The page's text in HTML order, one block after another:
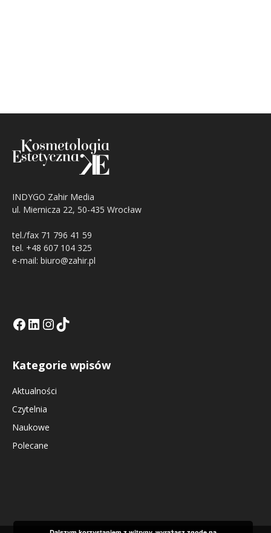
INDYGO Zahir Media
ul. Miernicza 22, 50-435 Wrocław
tel./fax 71 796 41 59
tel. +48 607 104 325
e-mail: biuro@zahir.pl
Facebook
LinkedIn
Tik Tok KEInstagramm KE
Kategorie wpisów
Aktualności
Czytelnia
Naukowe
Polecane